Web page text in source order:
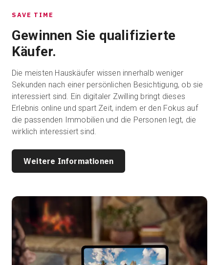
SAVE TIME
Gewinnen Sie qualifizierte
Käufer.
Die meisten Hauskäufer wissen innerhalb weniger
Sekunden nach einer persönlichen Besichtigung, ob sie
interessiert sind. Ein digitaler Zwilling bringt dieses
Erlebnis online und spart Zeit, indem er den Fokus auf
die passenden Immobilien und die Personen legt, die
wirklich interessiert sind.
Weitere Informationen